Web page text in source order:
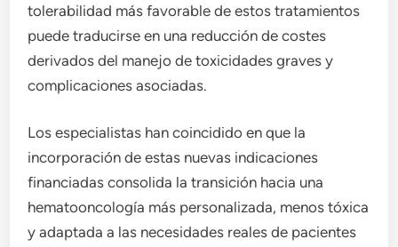
tolerabilidad más favorable de estos tratamientos
puede traducirse en una reducción de costes
derivados del manejo de toxicidades graves y
complicaciones asociadas.
Los especialistas han coincidido en que la
incorporación de estas nuevas indicaciones
financiadas consolida la transición hacia una
hematooncología más personalizada, menos tóxica
y adaptada a las necesidades reales de pacientes